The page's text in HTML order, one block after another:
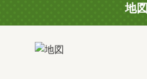
地図